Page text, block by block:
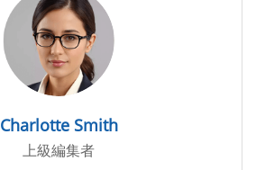
Charlotte Smith
上級編集者